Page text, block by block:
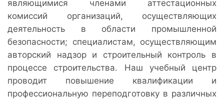
являющимися членами аттестационных
комиссий организаций, осуществляющих
деятельность в области промышленной
безопасности; специалистам, осуществляющим
авторский надзор и строительный контроль в
процессе строительства. Наш учебный центр
проводит повышение квалификации и
профессиональную переподготовку в различных